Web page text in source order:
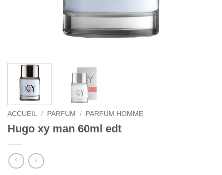
ACCUEIL / PARFUM / PARFUM HOMME
Hugo xy man 60ml edt